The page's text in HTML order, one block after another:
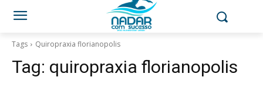
Tags Quiropraxia florianopolis
Tag: quiropraxia florianopolis